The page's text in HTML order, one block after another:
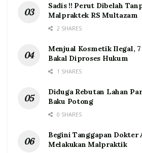
Sadis !! Perut Dibelah
Malpraktek RS Multazam
2 SHARES
Menjual Kosmetik Ilegal,
Bakal Diproses Hukum
1 SHARES
Diduga Rebutan Lahan
Baku Potong
0 SHARES
Begini Tanggapan Dokter
Melakukan Malpraktik